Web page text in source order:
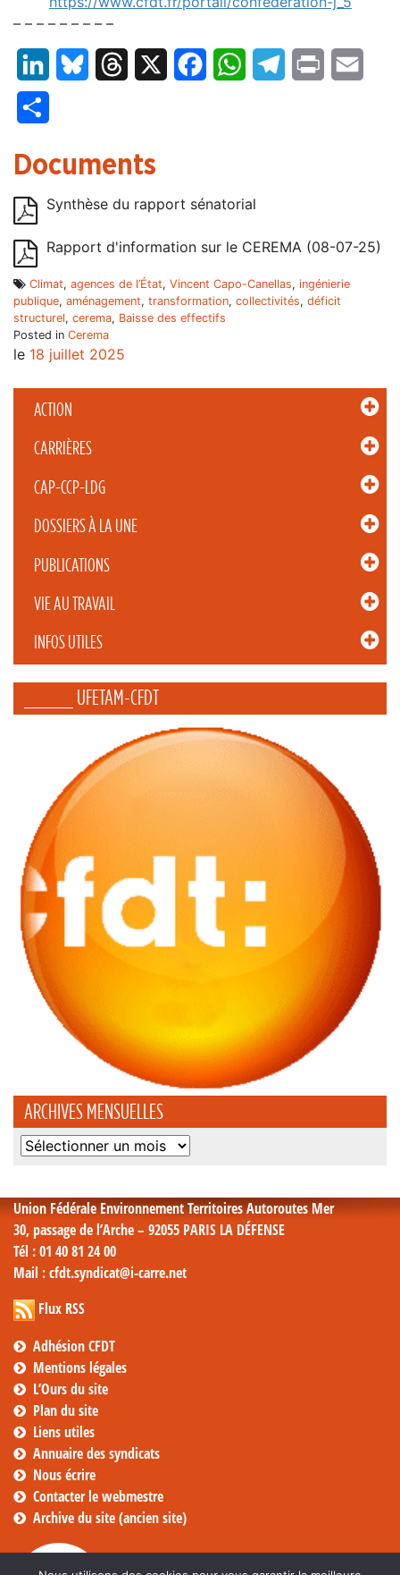
ACTION
CARRIÈRES
CAP-CCP-LDG
DOSSIERS À LA UNE
PUBLICATIONS
VIE AU TRAVAIL
INFOS UTILES
_____ UFETAM-CFDT
ARCHIVES MENSUELLES
Archives
– – – – – – – – –
LinkedInBluesky Threads FacebookWhatsAppTelegram
Print
Documents
Synthèse du rapport sénatorial
Rapport d'information sur le CEREMA (08-07-25)
Climat, agences de l’État, Vincent Capo-Canellas, ingénierie
publique, aménagement, transformation, collectivités, déficit
structurel, cerema, Baisse des effectifs
Posted in Cerema
le 18 juillet 2025
Union Fédérale Environnement Territoires Autoroutes Mer
30, passage de l’Arche – 92055 PARIS LA DÉFENSE
Tél : 01 40 81 24 00
Mail : cfdt.syndicat@i-carre.net
Flux RSS
Adhésion CFDT
Mentions légales
L’Ours du site
Plan du site
Liens utiles
Annuaire des syndicats
Nous écrire
Contacter le webmestre
Archive du site (ancien site)